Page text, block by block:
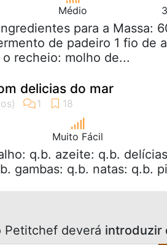
Médio
para a Massa:
de padeiro 1 fio de
o recheio: molho de...
delicias do mar
Muito Fácil
q.b. azeite: q.b.
gambas: q.b. natas: q.b.
Petitchef deverá introduzir